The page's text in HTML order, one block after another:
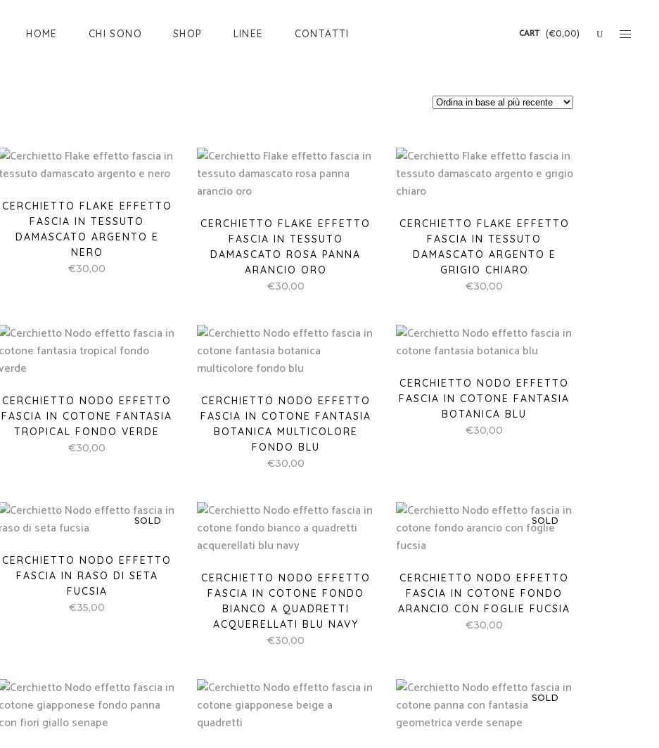
HOME CHI SONO SHOP LINEE CONTATTI CART (€0,00)
CERCHIETTO FLAKE EFFETTO
FASCIA IN TESSUTO
DAMASCATO ARGENTO E
NERO
€30,00
CERCHIETTO FLAKE EFFETTO
FASCIA IN TESSUTO
DAMASCATO ROSA PANNA
ARANCIO ORO
€30,00
CERCHIETTO FLAKE EFFETTO
FASCIA IN TESSUTO
DAMASCATO ARGENTO E
GRIGIO CHIARO
€30,00
CERCHIETTO NODO EFFETTO
FASCIA IN COTONE FANTASIA
TROPICAL FONDO VERDE
€30,00
CERCHIETTO NODO EFFETTO
FASCIA IN COTONE FANTASIA
BOTANICA MULTICOLORE
FONDO BLU
€30,00
CERCHIETTO NODO EFFETTO
FASCIA IN COTONE FANTASIA
BOTANICA BLU
€30,00
SOLD
CERCHIETTO NODO EFFETTO
FASCIA IN RASO DI SETA
FUCSIA
€35,00
CERCHIETTO NODO EFFETTO
FASCIA IN COTONE FONDO
BIANCO A QUADRETTI
ACQUERELLATI BLU NAVY
€30,00
SOLD
CERCHIETTO NODO EFFETTO
FASCIA IN COTONE FONDO
ARANCIO CON FOGLIE FUCSIA
€30,00
SOLD